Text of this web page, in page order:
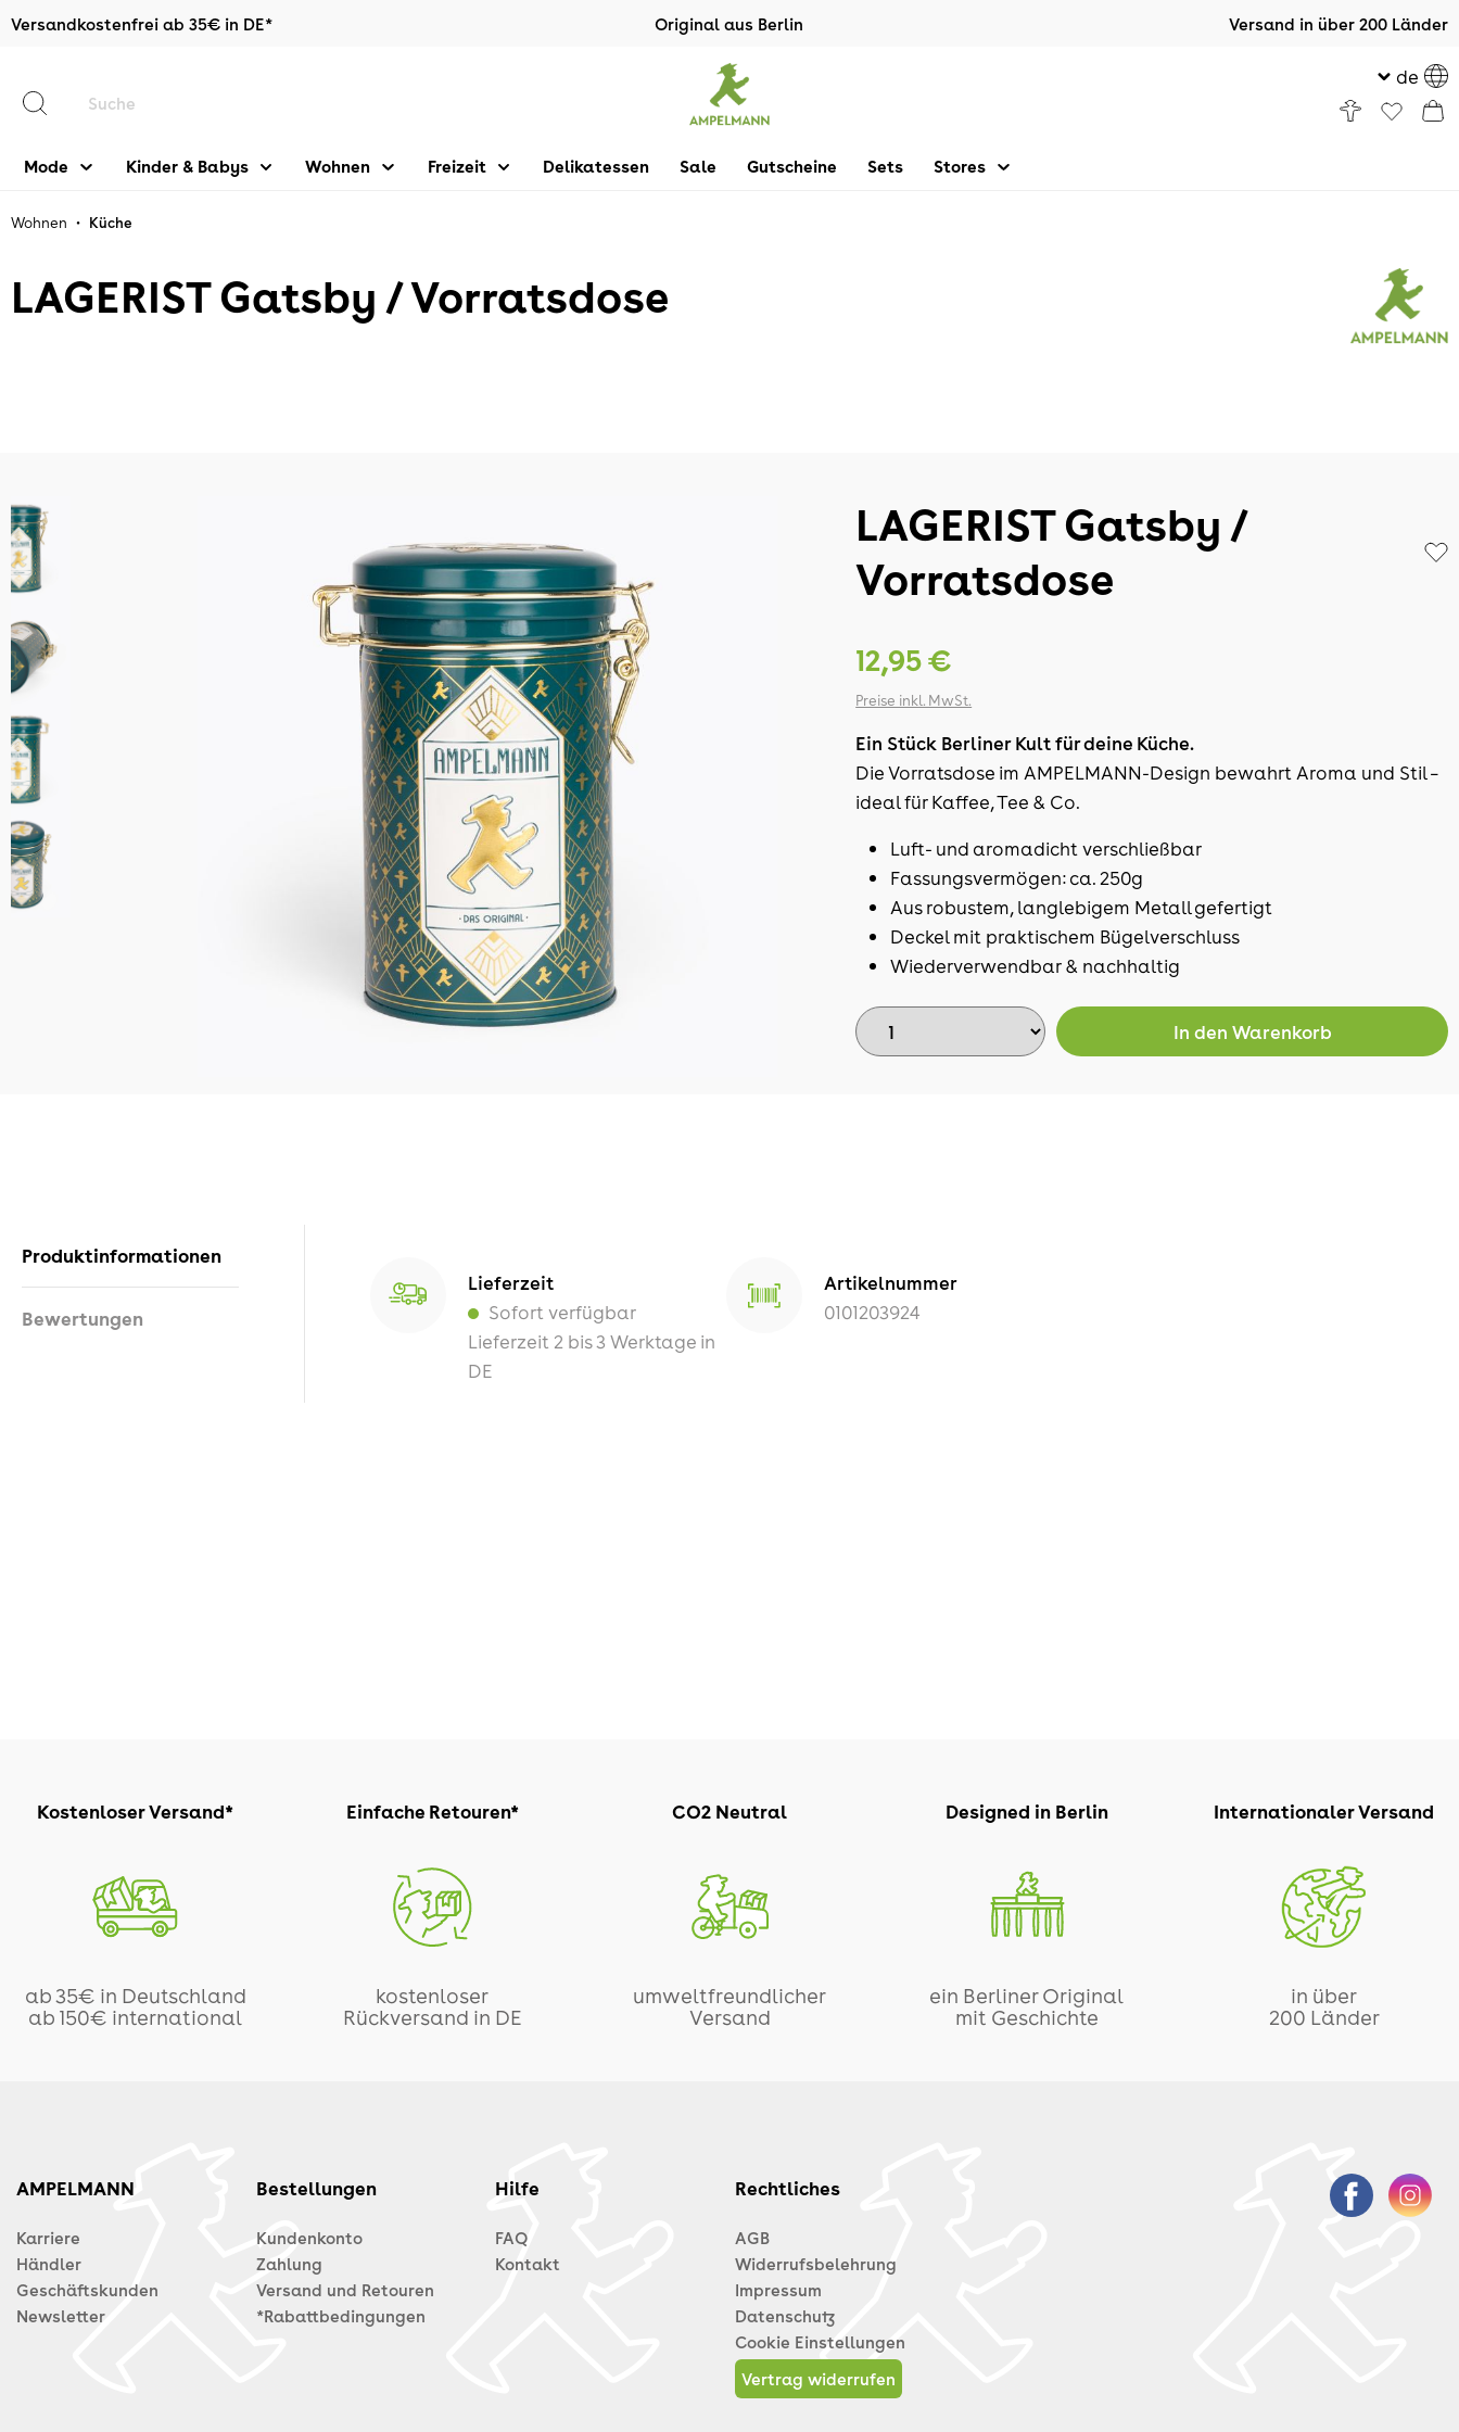
springen
Versandkostenfrei ab 35€ in DE* Original aus Berlin Versand in über 200 Länder
de
Mode Kinder & Babys Wohnen Freizeit Delikatessen Sale Gutscheine Sets Stores
Wohnen • Küche
LAGERIST Gatsby / Vorratsdose
LAGERIST Gatsby /
Vorratsdose
12,95 €
Preise inkl. MwSt.
Ein Stück Berliner Kult für deine Küche.
Die Vorratsdose im AMPELMANN-Design bewahrt Aroma und Stil –
ideal für Kaffee, Tee & Co.
Luft- und aromadicht verschließbar
Fassungsvermögen: ca. 250g
Aus robustem, langlebigem Metall gefertigt
Deckel mit praktischem Bügelverschluss
Wiederverwendbar & nachhaltig
In den Warenkorb
Produktinformationen
Bewertungen
Lieferzeit
Sofort verfügbar
Lieferzeit 2 bis 3 Werktage in
DE
Artikelnummer
0101203924
Kostenloser Versand*
ab 35€ in Deutschland
ab 150€ international
Einfache Retouren*
kostenloser
Rückversand in DE
CO2 Neutral
umweltfreundlicher
Versand
Designed in Berlin
ein Berliner Original
mit Geschichte
Internationaler Versand
in über
200 Länder
AMPELMANN
Karriere
Händler
Geschäftskunden
Newsletter
Bestellungen
Kundenkonto
Zahlung
Versand und Retouren
*Rabattbedingungen
Hilfe
FAQ
Kontakt
Rechtliches
AGB
Widerrufsbelehrung
Impressum
Datenschutz
Cookie Einstellungen
Vertrag widerrufen